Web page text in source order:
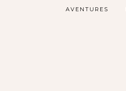
AVENTURES